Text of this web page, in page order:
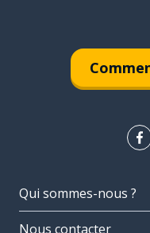
Qui sommes-nous ?
Nous contacter